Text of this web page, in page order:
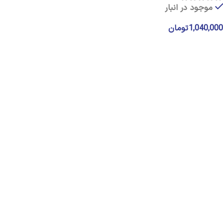
موجود در انبار
1,040,000تومان